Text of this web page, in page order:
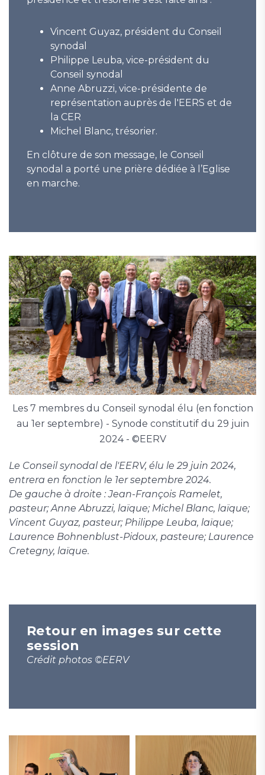
Vincent Guyaz, président du Conseil
synodal
Philippe Leuba, vice-président du
Conseil synodal
Anne Abruzzi, vice-présidente de
représentation auprès de l'EERS et de
la CER
Michel Blanc, trésorier.
En clôture de son message, le Conseil
synodal a porté une prière dédiée à l’Eglise
en marche.
Les 7 membres du Conseil synodal élu (en fonction
au 1er septembre) - Synode constitutif du 29 juin
2024 - ©EERV
Le Conseil synodal de l'EERV, élu le 29 juin 2024,
entrera en fonction le 1er septembre 2024.
De gauche à droite : Jean-François Ramelet,
pasteur; Anne Abruzzi, laïque; Michel Blanc, laïque;
Vincent Guyaz, pasteur; Philippe Leuba, laïque;
Laurence Bohnenblust-Pidoux, pasteure; Laurence
Cretegny, laïque.
Retour en images sur cette
session
Crédit photos ©EERV